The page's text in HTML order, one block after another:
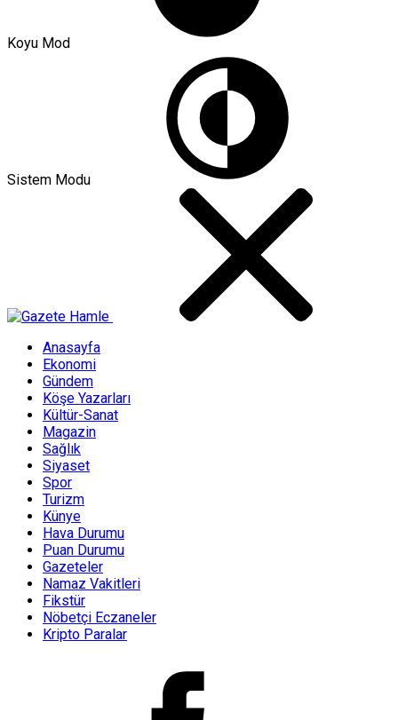
Koyu Mod
Sistem Modu
Anasayfa
Ekonomi
Gündem
Köşe Yazarları
Kültür-Sanat
Magazin
Sağlık
Siyaset
Spor
Turizm
Künye
Hava Durumu
Puan Durumu
Gazeteler
Namaz Vakitleri
Fikstür
Nöbetçi Eczaneler
Kripto Paralar